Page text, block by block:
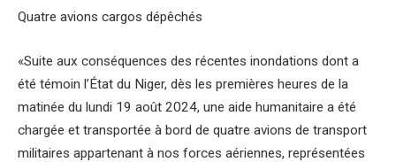
Quatre avions cargos dépêchés
«Suite aux conséquences des récentes inondations dont a
été témoin l’État du Niger, dès les premières heures de la
matinée du lundi 19 août 2024, une aide humanitaire a été
chargée et transportée à bord de quatre avions de transport
militaires appartenant à nos forces aériennes, représentées